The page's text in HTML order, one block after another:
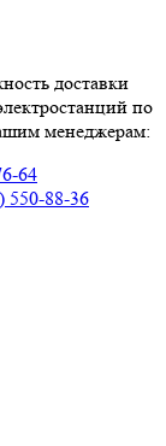
доставки
по
менеджерам:
64
550-88-36